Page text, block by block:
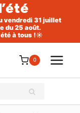
vendredi 31 juillet
du 25 août.
à tous !☀️
0
RECHERCHE